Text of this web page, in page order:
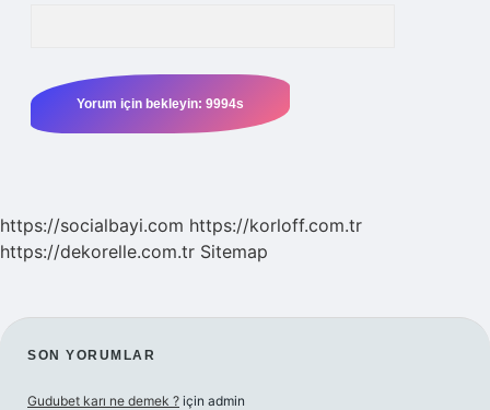
https://socialbayi.com https://korloff.com.tr
https://dekorelle.com.tr Sitemap
SIDEBAR
SON YORUMLAR
Gudubet karı ne demek ? için admin